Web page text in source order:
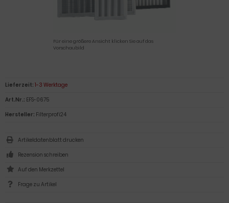
Für eine größere Ansicht klicken Sie auf das
Vorschaubild
Lieferzeit: 1-3 Werktage
Art.Nr.: EFS-0675
Hersteller: Filterprofi24
Artikeldatenblatt drucken
Rezension schreiben
Frage zu Artikel